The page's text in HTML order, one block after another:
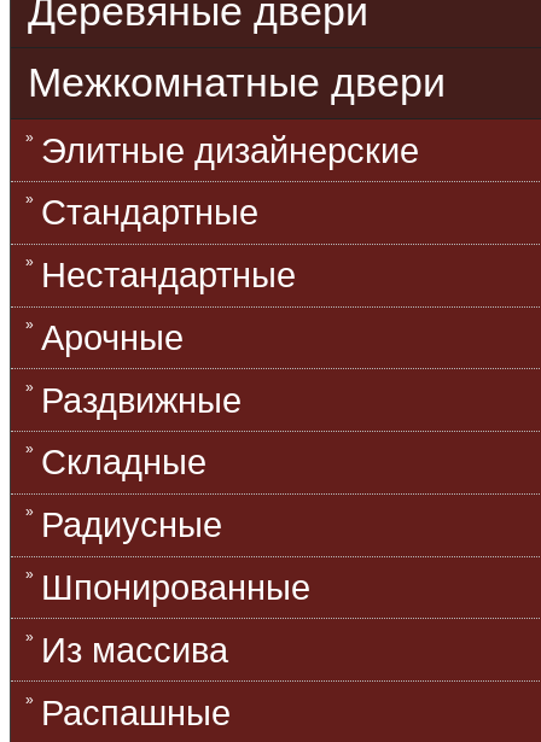
Деревяные двери
Межкомнатные двери
Элитные дизайнерские
Стандартные
Нестандартные
Арочные
Раздвижные
Складные
Радиусные
Шпонированные
Из массива
Распашные